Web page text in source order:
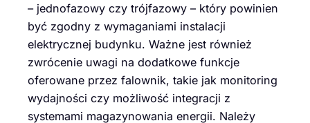
– jednofazowy czy trójfazowy – który powinien
być zgodny z wymaganiami instalacji
elektrycznej budynku. Ważne jest również
zwrócenie uwagi na dodatkowe funkcje
oferowane przez falownik, takie jak monitoring
wydajności czy możliwość integracji z
systemami magazynowania energii. Należy